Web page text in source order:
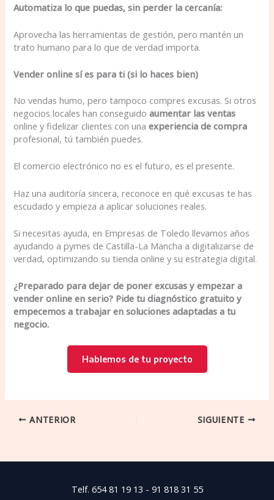
Automatiza lo que puedas, sin perder la cercanía:
Aprovecha las herramientas de gestión, pero mantén un
trato humano para lo que de verdad importa.
Vender online sí es para ti (si lo haces bien)
No vendas humo, pero tampoco compres excusas. Si otros
negocios locales han conseguidoaumentar las ventas
online y fidelizar clientes con unaexperiencia de compra
profesional, tú también puedes.
El comercio electrónico no es el futuro, es el presente.
Haz una auditoría sincera, reconoce en qué excusas te has
escudado y empieza a aplicar soluciones reales.
Si necesitas ayuda, en Empresas de Toledo llevamos años
ayudando a pymes de Castilla-La Mancha a digitalizarse de
verdad, optimizando su tienda online y su estrategia digital.
¿Preparado para dejar de poner excusas y empezar a
vender online en serio? Pide tu diagnóstico gratuito y
empecemos a trabajar en soluciones adaptadas a tu
negocio.
Hablemos de tu proyecto
ANTERIOR SIGUIENTE
Telf. 654 81 19 13 - 91 818 31 55